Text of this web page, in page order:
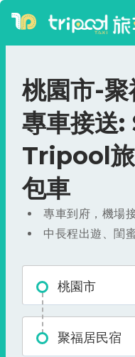
桃園市-
專車接送
Tripool
包車
專車到府，機場
中長程出遊、閨
桃園市
聚福居民宿